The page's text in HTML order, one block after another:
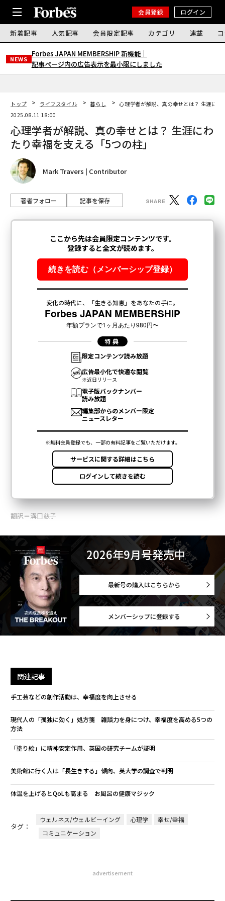
会員登録 ログイン
新着記事 人気記事 会員限定記事 カテゴリ 連載
NEWS
Forbes JAPAN MEMBERSHIP 新機能｜
記事ページ内の広告表示を最小限にしました
トップ ライフスタイル 暮らし
心理学者が解説、真の幸せとは？ 生涯に
2025.08.11 18:00
心理学者が解説、真の幸せとは？ 生涯にわ
たり幸福を支える「5つの柱」
Mark Travers | Contributor
著者フォロー 記事を保存
翻訳＝溝口慈子
2026年9月号発売中
最新号の購入はこちらから
メンバーシップに登録する
関連記事
手工芸などの創作活動は、幸福度を向上させる
現代人の「孤独に効く」処方箋 雑談力を身につけ、幸福度を高める5つの
方法
「塗り絵」に精神安定作用、英国の研究チームが証明
美術館に行く人は「長生きする」傾向、英大学の調査で判明
体温を上げるとQoLも高まる お風呂の健康マジック
タグ：
ウェルネス/ウェルビーイング 心理学
幸せ/幸福
コミュニケーション
advertisement